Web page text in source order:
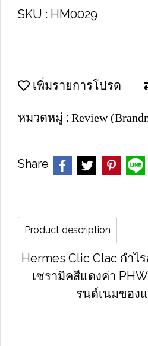
SKU : HM0029
เพิ่มรายการโปรด
หมวดหมู่ : Review
Share
Product description
Hermes Clic Clac กำ
เซรามิคสีแดงค่า
รนด์เนมของ